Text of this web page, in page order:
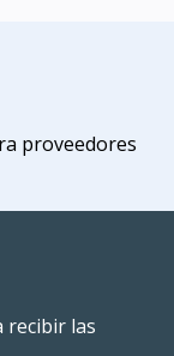
proveedores
recibir las